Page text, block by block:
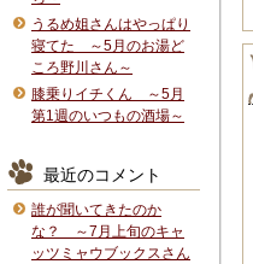
うるめ姐さんはやっぱり
寝てた ～5月のお湯ど
ころ野川さん～
膝乗りイチくん ～5月
第1週のいつもの酒場～
最近のコメント
誰が聞いてきたのか
な？ ～7月上旬のキャ
ッツミャウブックスさん